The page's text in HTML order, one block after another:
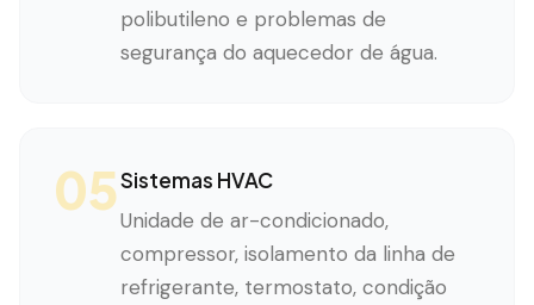
polibutileno e problemas de
segurança do aquecedor de água.
05Sistemas HVAC
Unidade de ar-condicionado,
compressor, isolamento da linha de
refrigerante, termostato, condição